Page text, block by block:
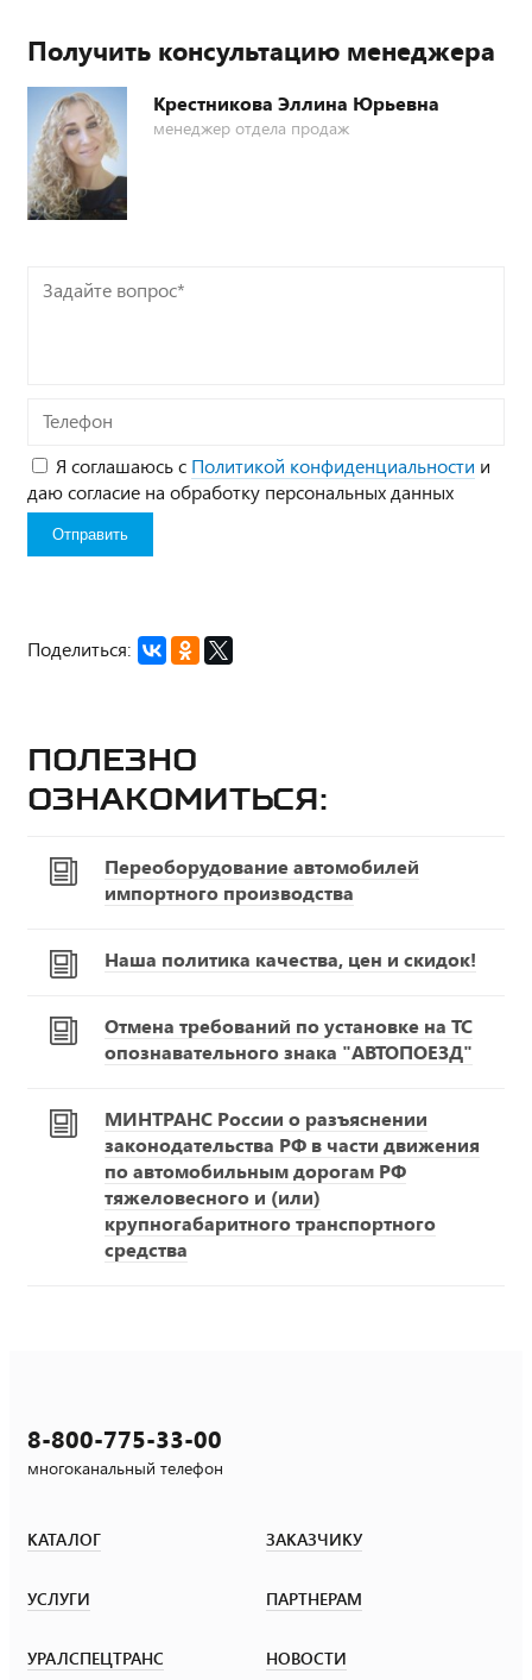
Получить консультацию менеджера
Крестникова Эллина Юрьевна
менеджер отдела продаж
Задайте
Телефон
Я соглашаюсь с Политикой конфиденциальности и
даю согласие на обработку персональных данных
Поделиться:
Полезно
ознакомиться:
Переоборудование автомобилей
импортного производства
Наша политика качества, цен и скидок!
Отмена требований по установке на ТС
опознавательного знака "АВТОПОЕЗД"
МИНТРАНС России о разъяснении
законодательства РФ в части движения
по автомобильным дорогам РФ
тяжеловесного и (или)
крупногабаритного транспортного
средства
8-800-775-33-00
многоканальный телефон
КАТАЛОГ ЗАКАЗЧИКУ
УСЛУГИ ПАРТНЕРАМ
УРАЛСПЕЦТРАНС НОВОСТИ